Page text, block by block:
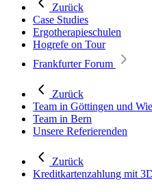
Zurück
Case Studies
Ergotherapieschulen
Hogrefe on Tour
Frankfurter Forum
Zurück
Team in Göttingen und
Team in Bern
Unsere Referierenden
Zurück
Kreditkartenzahlung mit